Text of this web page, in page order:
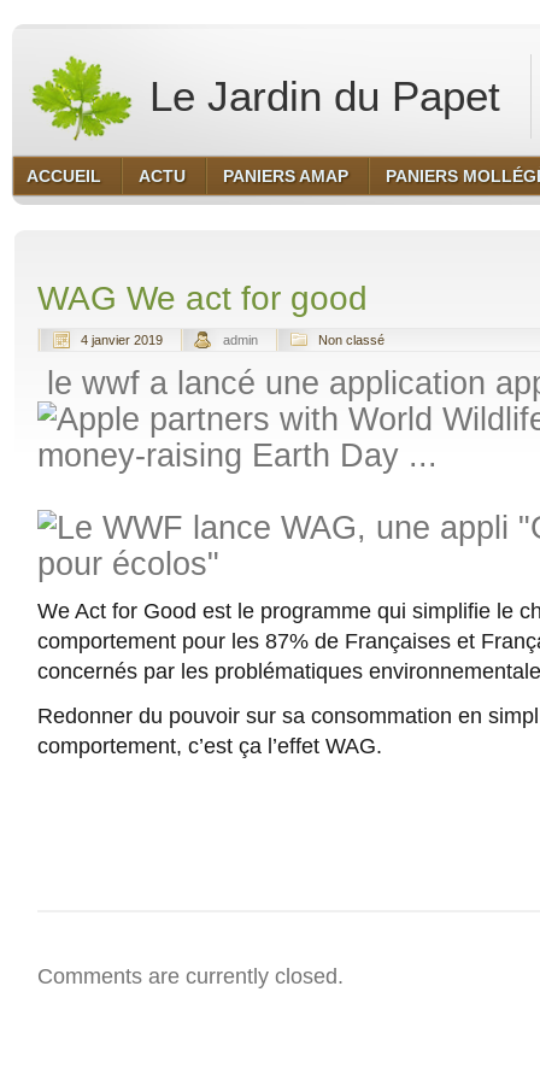
Le Jardin du Papet
ACCUEIL ACTU PANIERS AMAP PANIERS
WAG We act for good
4 janvier 2019 admin Non classé
le wwf a lancé une application
We Act for Good est le programme qui simplifie le
comportement pour les 87% de Françaises et
concernés par les problématiques
Redonner du pouvoir sur sa consommation en
comportement, c’est ça l’effet WAG.
Comments are currently closed.